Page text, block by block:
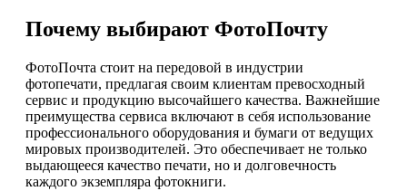
Почему выбирают ФотоПочту
ФотоПочта стоит на передовой в индустрии
фотопечати, предлагая своим клиентам превосходный
сервис и продукцию высочайшего качества. Важнейшие
преимущества сервиса включают в себя использование
профессионального оборудования и бумаги от ведущих
мировых производителей. Это обеспечивает не только
выдающееся качество печати, но и долговечность
каждого экземпляра фотокниги.